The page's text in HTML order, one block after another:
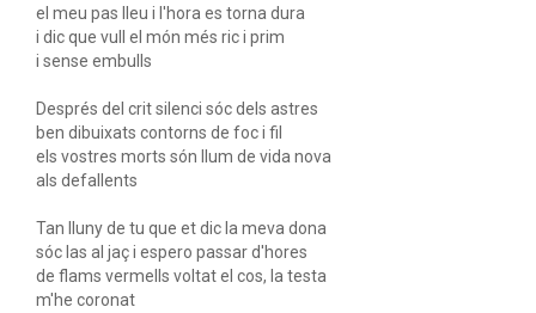
el meu pas lleu i l'hora es torna dura
i dic que vull el món més ric i prim
i sense embulls
Després del crit silenci sóc dels astres
ben dibuixats contorns de foc i fil
els vostres morts són llum de vida nova
als defallents
Tan lluny de tu que et dic la meva dona
sóc las al jaç i espero passar d'hores
de flams vermells voltat el cos, la testa
m'he coronat